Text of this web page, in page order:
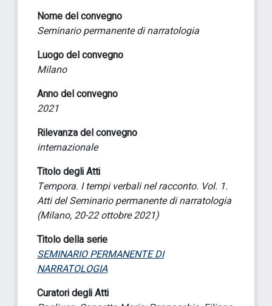
Nome del convegno
Seminario permanente di narratologia
Luogo del convegno
Milano
Anno del convegno
2021
Rilevanza del convegno
internazionale
Titolo degli Atti
Tempora. I tempi verbali nel racconto. Vol. 1.
Atti del Seminario permanente di narratologia
(Milano, 20-22 ottobre 2021)
Titolo della serie
SEMINARIO PERMANENTE DI
NARRATOLOGIA
Curatori degli Atti